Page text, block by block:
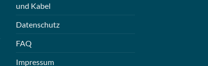
und Kabel
Datenschutz
FAQ
Impressum